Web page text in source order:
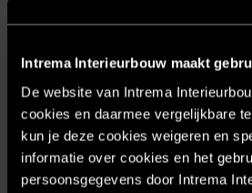
Intrema Interieurbouw maakt
De website van Intrema
cookies en daarmee vergelijkbare
kun je deze cookies weigeren en
informatie over cookies en het
persoonsgegevens door Intrema
Interieurontwerper
Intratuin Almelo
Intratuin Rhoon
Keukens
Nieuwsbrief
Onze werkwijze